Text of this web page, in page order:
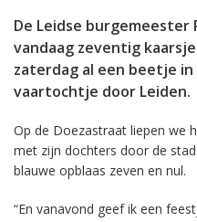
De Leidse
vandaag zeventig
zaterdag al een beetje
vaartochtje door Leiden.
Op de Doezastraat liepen we
met zijn dochters door de
blauwe opblaas zeven en nul.
“En vanavond geef ik een